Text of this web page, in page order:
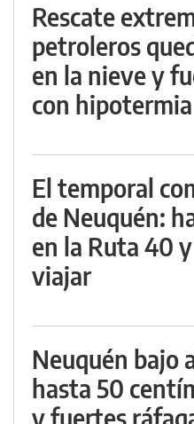
Rescate
petroleros
en la nieve y
con hipotermia
El temporal
de Neuquén:
en la Ruta 40
viajar
Neuquén bajo
hasta 50
y fuertes